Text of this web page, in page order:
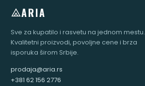
ARIA
Sve za kupatilo i rasvetu na jednom mestu.
Kvalitetni proizvodi, povoljne cene i brza
isporuka širom Srbije.
prodaja@aria.rs
+381 62 156 2776